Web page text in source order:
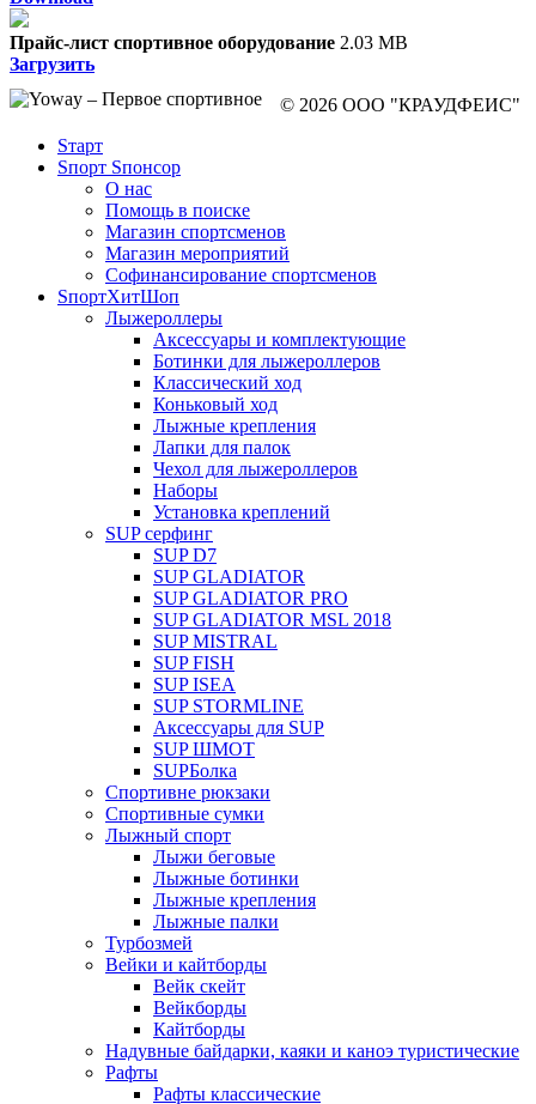
Прайс-лист спортивное оборудование 2.03 MB
Загрузить
© 2026 ООО "КРАУДФЕИС"
Sтарт
Sпорт Sпонсор
О нас
Помощь в поиске
Магазин спортсменов
Магазин мероприятий
Софинансирование спортсменов
SпортХитШоп
Лыжероллеры
Аксессуары и комплектующие
Ботинки для лыжероллеров
Классический ход
Коньковый ход
Лыжные крепления
Лапки для палок
Чехол для лыжероллеров
Наборы
Установка креплений
SUP серфинг
SUP D7
SUP GLADIATOR
SUP GLADIATOR PRO
SUP GLADIATOR MSL 2018
SUP MISTRAL
SUP FISH
SUP ISEA
SUP STORMLINE
Аксессуары для SUP
SUP ШМОТ
SUPБолка
Спортивне рюкзаки
Спортивные сумки
Лыжный спорт
Лыжи беговые
Лыжные ботинки
Лыжные крепления
Лыжные палки
Турбозмей
Вейки и кайтборды
Вейк скейт
Вейкборды
Кайтборды
Надувные байдарки, каяки и каноэ туристические
Рафты
Рафты классические